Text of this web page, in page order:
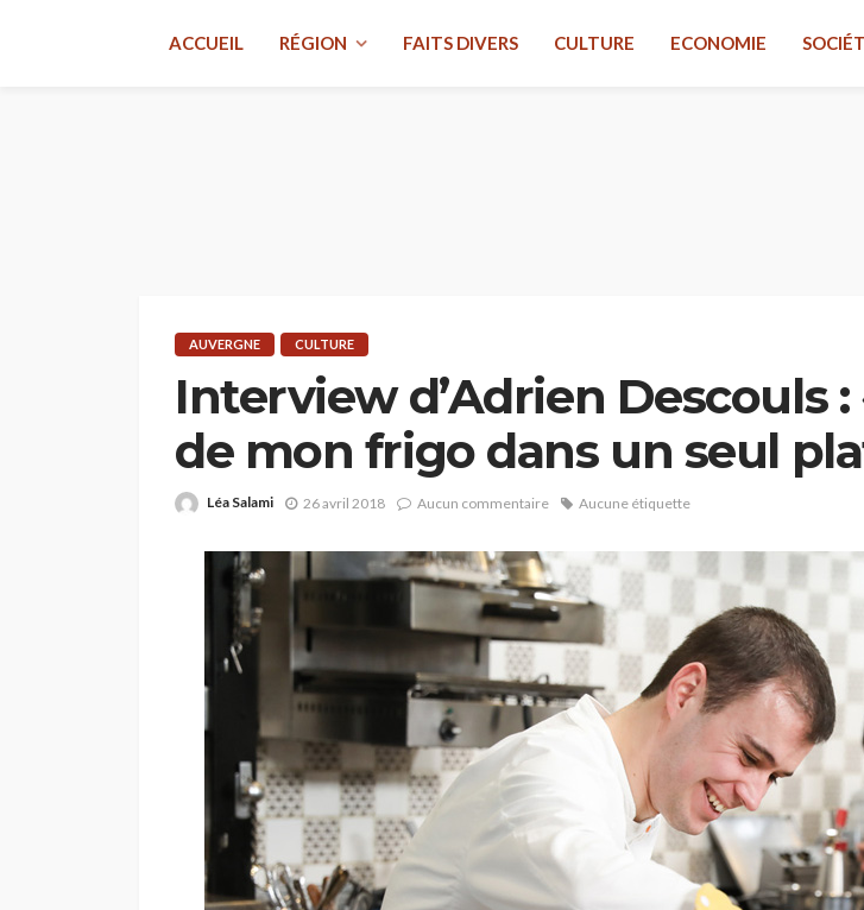
ACCUEIL RÉGION FAITS DIVERS CULTURE ECONOMIE
AUVERGNE CULTURE
Interview d’Adrien Descouls :
de mon frigo dans un seul
Léa Salami 26 avril 2018 Aucun commentaire Aucune étiquette